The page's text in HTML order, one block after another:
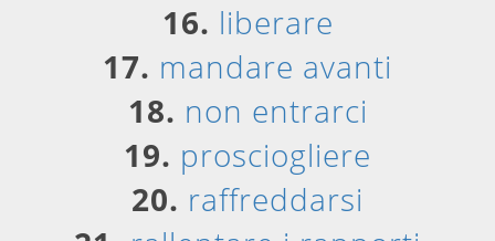
16. liberare
17. mandare avanti
18. non entrarci
19. prosciogliere
20. raffreddarsi